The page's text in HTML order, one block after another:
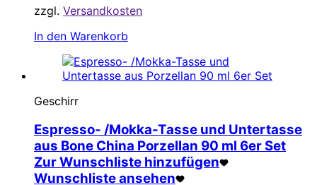
zzgl. Versandkosten
In den Warenkorb
Geschirr
Espresso- /Mokka-Tasse und Untertasse
aus Bone China Porzellan 90 ml 6er Set
Zur Wunschliste hinzufügen
Wunschliste ansehen